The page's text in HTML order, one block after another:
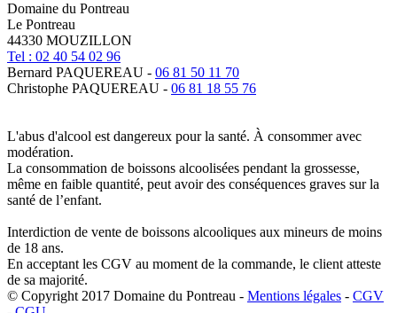
Domaine du Pontreau
Le Pontreau
44330 MOUZILLON
Tel : 02 40 54 02 96
Bernard PAQUEREAU - 06 81 50 11 70
Christophe PAQUEREAU - 06 81 18 55 76
L'abus d'alcool est dangereux pour la santé. À consommer avec
modération.
La consommation de boissons alcoolisées pendant la grossesse,
même en faible quantité, peut avoir des conséquences graves sur la
santé de l’enfant.
Interdiction de vente de boissons alcooliques aux mineurs de moins
de 18 ans.
En acceptant les CGV au moment de la commande, le client atteste
de sa majorité.
© Copyright 2017 Domaine du Pontreau - Mentions légales - CGV